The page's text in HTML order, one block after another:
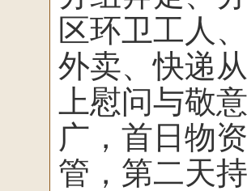
区环卫工人
外卖、快递
上慰问与敬
广，首日物
管，第二天